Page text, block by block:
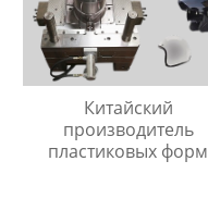
Китайский
производитель
пластиковых форм